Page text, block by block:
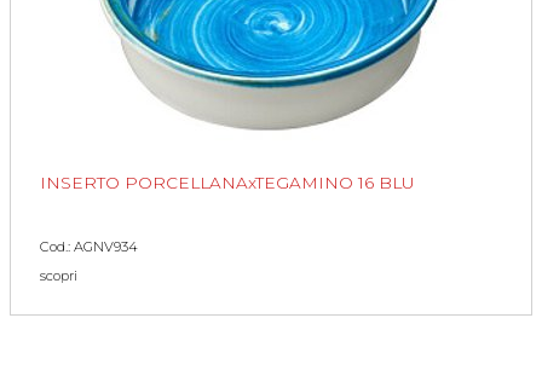
INSERTO PORCELLANAxTEGAMINO 16 BLU
Cod.: AGNV934
scopri